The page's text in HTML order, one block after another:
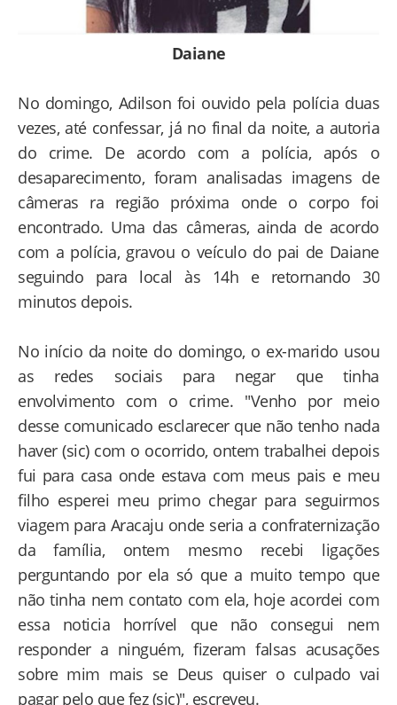
Daiane
No domingo, Adilson foi ouvido pela polícia duas
vezes, até confessar, já no final da noite, a autoria
do crime. De acordo com a polícia, após o
desaparecimento, foram analisadas imagens de
câmeras ra região próxima onde o corpo foi
encontrado. Uma das câmeras, ainda de acordo
com a polícia, gravou o veículo do pai de Daiane
seguindo para local às 14h e retornando 30
minutos depois.
No início da noite do domingo, o ex-marido usou
as redes sociais para negar que tinha
envolvimento com o crime. "Venho por meio
desse comunicado esclarecer que não tenho nada
haver (sic) com o ocorrido, ontem trabalhei depois
fui para casa onde estava com meus pais e meu
filho esperei meu primo chegar para seguirmos
viagem para Aracaju onde seria a confraternização
da família, ontem mesmo recebi ligações
perguntando por ela só que a muito tempo que
não tinha nem contato com ela, hoje acordei com
essa noticia horrível que não consegui nem
responder a ninguém, fizeram falsas acusações
sobre mim mais se Deus quiser o culpado vai
pagar pelo que fez (sic)", escreveu.